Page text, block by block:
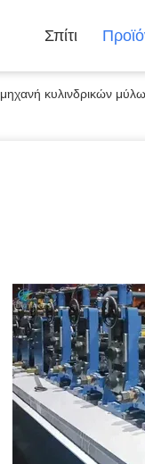
Σπίτι
μηχανή κυλινδρικών